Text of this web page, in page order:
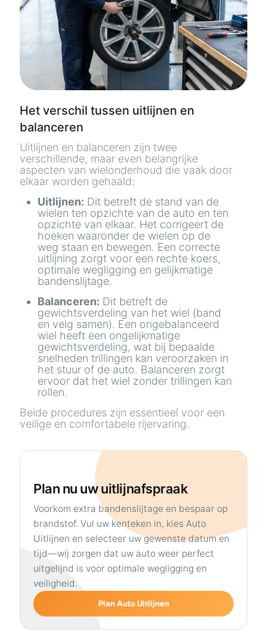
Het verschil tussen uitlijnen en
balanceren
Uitlijnen en balanceren zijn twee
verschillende, maar even belangrijke
aspecten van wielonderhoud die vaak door
elkaar worden gehaald:
Uitlijnen: Dit betreft de stand van de
wielen ten opzichte van de auto en ten
opzichte van elkaar. Het corrigeert de
hoeken waaronder de wielen op de
weg staan en bewegen. Een correcte
uitlijning zorgt voor een rechte koers,
optimale wegligging en gelijkmatige
bandenslijtage.
Balanceren: Dit betreft de
gewichtsverdeling van het wiel (band
en velg samen). Een ongebalanceerd
wiel heeft een ongelijkmatige
gewichtsverdeling, wat bij bepaalde
snelheden trillingen kan veroorzaken in
het stuur of de auto. Balanceren zorgt
ervoor dat het wiel zonder trillingen kan
rollen.
Beide procedures zijn essentieel voor een
veilige en comfortabele rijervaring.
Plan nu uw uitlijnafspraak
Voorkom extra bandenslijtage en bespaar op
brandstof. Vul uw kenteken in, kies Auto
Uitlijnen en selecteer uw gewenste datum en
tijd—wij zorgen dat uw auto weer perfect
uitgelijnd is voor optimale wegligging en
veiligheid.
Plan Auto Uitlijnen